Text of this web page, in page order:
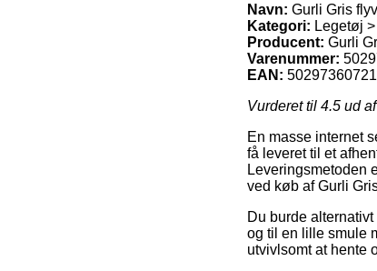
Navn: Gurli Gris
Kategori: Legetøj
Producent: Gurli
Varenummer:
EAN:
Vurderet til 4.5 ud
En masse internet
få leveret til et
Leveringsmetoden
ved køb af Gurli
Du burde
og til en lille smule
utvivlsomt at hente